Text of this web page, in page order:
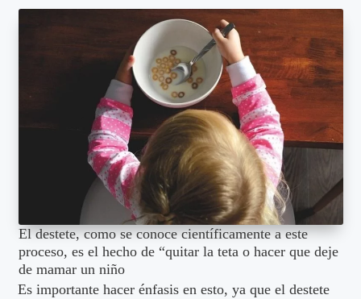
El destete, como se conoce científicamente a este
proceso, es el hecho de “quitar la teta o hacer que deje
de mamar un niño
Es importante hacer énfasis en esto, ya que el destete